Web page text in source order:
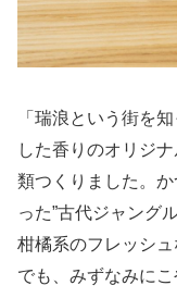
「瑞浪という街を
した香りのオリジ
類つくりました。
った”古代ジャング
柑橘系のフレッシ
でも、みずなみに